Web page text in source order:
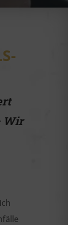
Wir